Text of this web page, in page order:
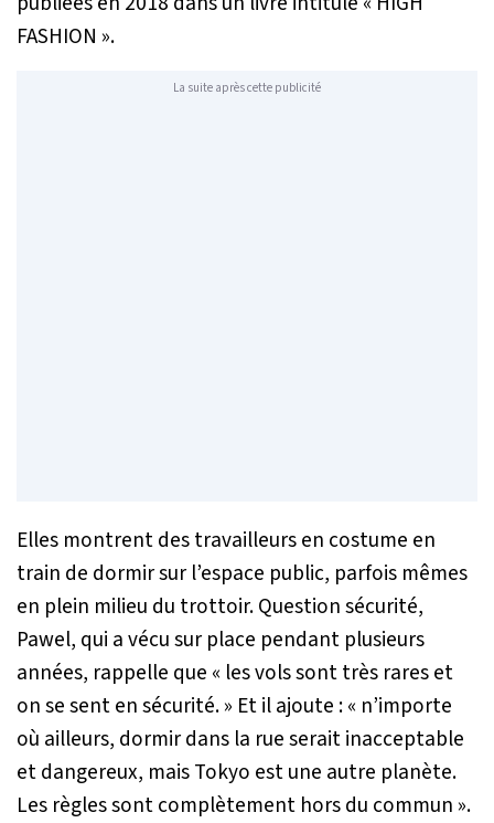
FASHION ».
La suite après cette publicité
Elles montrent des travailleurs en costume en
train de dormir sur l’espace public, parfois mêmes
en plein milieu du trottoir. Question sécurité,
Pawel, qui a vécu sur place pendant plusieurs
années, rappelle que « les vols sont très rares et
on se sent en sécurité. » Et il ajoute :« n’importe
où ailleurs, dormir dans la rue serait inacceptable
et dangereux, mais Tokyo est une autre planète.
Les règles sont complètement hors du commun ».